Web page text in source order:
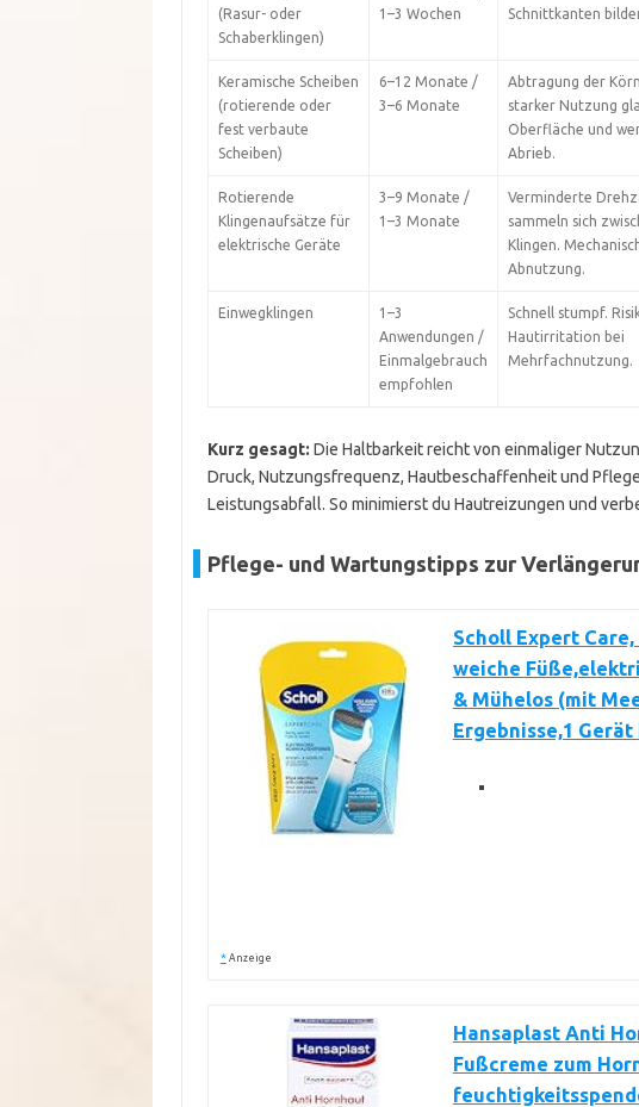
(Rasur- oder
Schaberklingen)
1–3 Wochen
Schnittkanten
Keramische Scheiben
(rotierende oder
fest verbaute
Scheiben)
6–12 Monate /
3–6 Monate
Abtragung der
starker Nutzung
Oberfläche und
Abrieb.
Rotierende
Klingenaufsätze für
elektrische Geräte
3–9 Monate /
1–3 Monate
Verminderte
sammeln sich
Klingen.
Abnutzung.
Einwegklingen
1–3
Anwendungen /
Einmalgebrauch
empfohlen
Schnell stumpf.
Hautirritation bei
Mehrfachnutzung.
Kurz gesagt: Die Haltbarkeit reicht von einmaliger
Druck, Nutzungsfrequenz, Hautbeschaffenheit und
Leistungsabfall. So minimierst du Hautreizungen und
Pflege- und Wartungstipps zur
Scholl Expert
weiche
& Mühelos (mit
Ergebnisse,1
* Anzeige
Hansaplast Anti
Fußcreme zum